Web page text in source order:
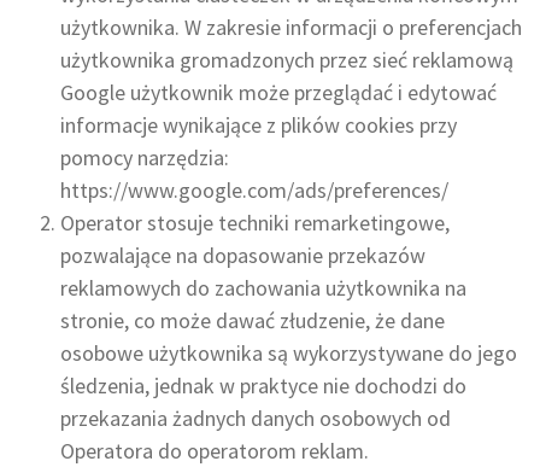
użytkownika. W zakresie informacji o preferencjach
użytkownika gromadzonych przez sieć reklamową
Google użytkownik może przeglądać i edytować
informacje wynikające z plików cookies przy
pomocy narzędzia:
https://www.google.com/ads/preferences/
Operator stosuje techniki remarketingowe,
pozwalające na dopasowanie przekazów
reklamowych do zachowania użytkownika na
stronie, co może dawać złudzenie, że dane
osobowe użytkownika są wykorzystywane do jego
śledzenia, jednak w praktyce nie dochodzi do
przekazania żadnych danych osobowych od
Operatora do operatorom reklam.